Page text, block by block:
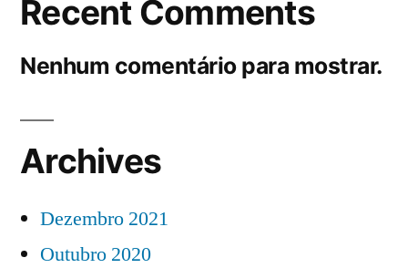
Recent Comments
Nenhum comentário para mostrar.
Archives
Dezembro 2021
Outubro 2020